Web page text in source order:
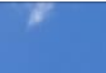
LE BAR RESTAURANT